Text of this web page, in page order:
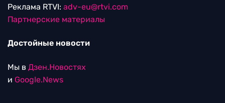
Реклама RTVI: adv-eu@rtvi.com
Партнерские материалы
Достойные новости
Мы в Дзен.Новостях
и Google.News